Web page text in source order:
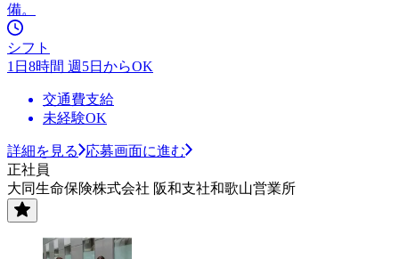
備。
シフト
1日8時間 週5日からOK
交通費支給
未経験OK
詳細を見る
応募画面に進む
正社員
大同生命保険株式会社 阪和支社和歌山営業所